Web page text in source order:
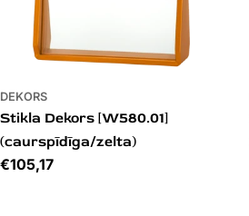
DEKORS
Stikla Dekors [W580.01]
(caurspīdīga/zelta)
Cena
€105,17